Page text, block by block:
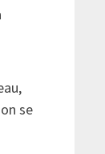
se